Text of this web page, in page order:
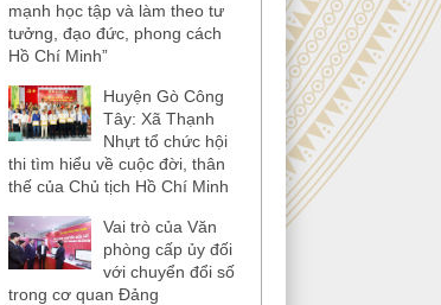
mạnh học tập và làm theo tư
tưởng, đạo đức, phong cách
Hồ Chí Minh”
Huyện Gò Công
Tây: Xã Thạnh
Nhựt tổ chức hội
thi tìm hiểu về cuộc đời, thân
thế của Chủ tịch Hồ Chí Minh
Vai trò của Văn
phòng cấp ủy đối
với chuyển đổi số
trong cơ quan Đảng